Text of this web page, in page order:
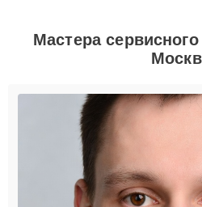
Мастера